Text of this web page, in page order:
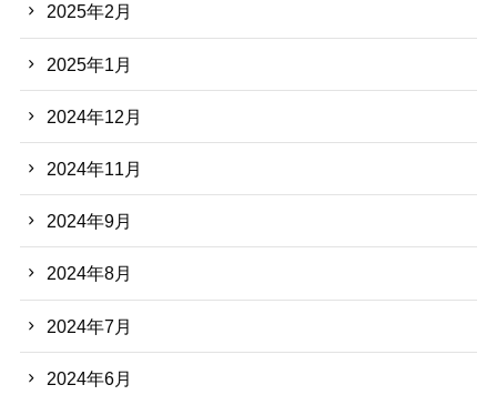
2025年2月
2025年1月
2024年12月
2024年11月
2024年9月
2024年8月
2024年7月
2024年6月